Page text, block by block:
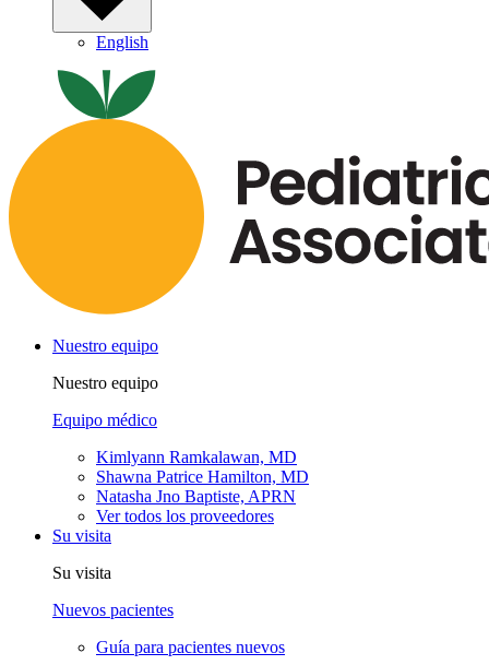
English
Nuestro equipo
Nuestro equipo
Equipo médico
Kimlyann Ramkalawan, MD
Shawna Patrice Hamilton, MD
Natasha Jno Baptiste, APRN
Ver todos los proveedores
Su visita
Su visita
Nuevos pacientes
Guía para pacientes nuevos